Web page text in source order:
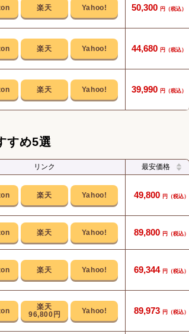
50,300
44,680
39,990
すめ5選
リンク 最安価格
49,800
89,800
69,344
96,800円 89,973